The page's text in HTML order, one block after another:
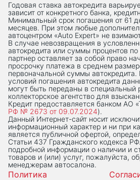
Годовая ставка автокредита
зависит от конкретного банка,
Минимальный срок погашения от 61
месяцев. При этом любые
автоцентром «Auto Expert» не
В случае невозвращения в
автокредита или суммы процентов по
партнер оставляет за собой право
просрочку платежа в среднем
первоначальной суммы
условий погашения автокредита
могут быть переданы в специальный
коллекторское агентство для
Кредит предоставляется банком АО
РФ № 2673 от 09.07.2024).
Данный Интернет-сaйт носит
информационный характер и ни при
является публичной офертой,
Статьи 437 Гражданского кодекса
подробной информации о наличии и
товаров и (или) услуг, пожалуйста,
менеджерам автосалона.
Политика